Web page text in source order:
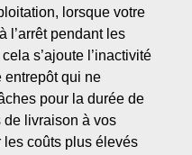
lorsque votre
l’arrêt pendant les
s’ajoute l’inactivité
entrepôt qui ne
pour la durée de
de livraison à vos
coûts plus élevés